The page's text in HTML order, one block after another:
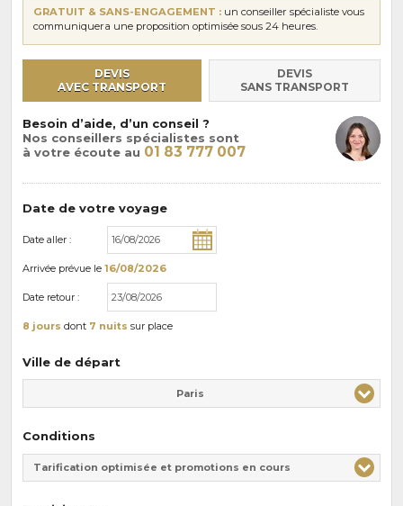
GRATUIT & SANS-ENGAGEMENT : un conseiller spécialiste vous
communiquera une proposition optimisée sous 24 heures.
DEVIS
AVEC TRANSPORT
DEVIS
SANS TRANSPORT
Besoin d’aide, d’un conseil ?
Nos conseillers spécialistes sont
à votre écoute au 01 83 777 007
Date de votre voyage
Date aller :
Arrivée prévue le 16/08/2026
Date retour :
8 jours dont 7 nuits sur place
Ville de départ
Paris
Conditions
Tarification optimisée et promotions en cours